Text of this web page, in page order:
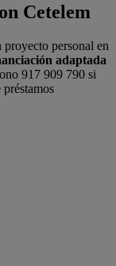
Cetelem
personal en
adaptada
917 909 790 si